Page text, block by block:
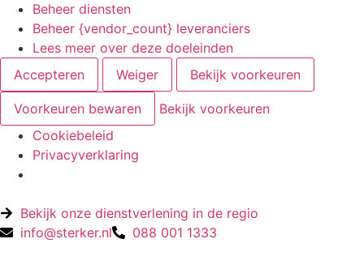
Beheer diensten
Beheer {vendor_count} leveranciers
Lees meer over deze doeleinden
Accepteren
Weiger Bekijk voorkeuren
Voorkeuren bewaren
Bekijk voorkeuren
Cookiebeleid
Privacyverklaring
Bekijk onze dienstverlening in de regio
info@sterker.nl
088 001 1333